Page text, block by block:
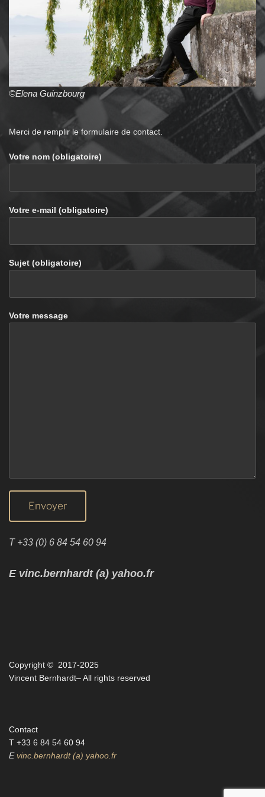
©Elena Guinzbourg
Merci de remplir le formulaire de contact.
Votre nom (obligatoire)
Votre e-mail (obligatoire)
Sujet (obligatoire)
Votre message
T +33 (0) 6 84 54 60 94‬
E vinc.bernhardt (a) yahoo.fr
Copyright © 2017-2025
Vincent Bernhardt– All rights reserved
Contact
T +33 6 84 54 60 94‬
E vinc.bernhardt (a) yahoo.fr